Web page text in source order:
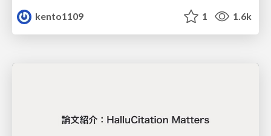
kento1109
1 1.6k